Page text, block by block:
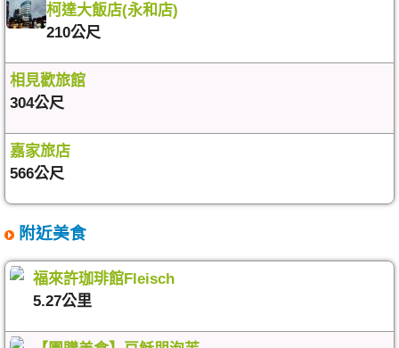
柯達大飯店(永和店)
210公尺
相見歡旅館
304公尺
嘉家旅店
566公尺
附近美食
福來許珈琲館Fleisch
5.27公里